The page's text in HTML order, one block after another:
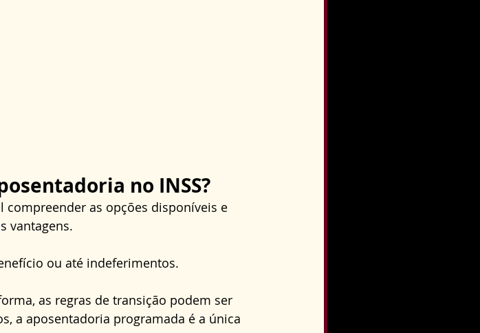
no INSS?
as opções disponíveis e
vantagens.
ou até indeferimentos.
as regras de transição podem ser
a aposentadoria programada é a única